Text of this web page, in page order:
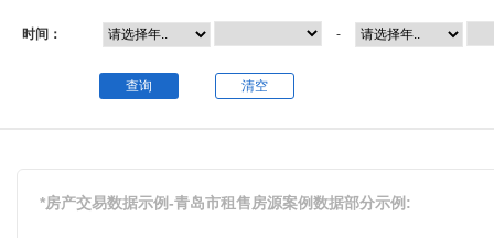
时间： -
查询 清空
*房产交易数据示例-青岛市租售房源案例数据部分示例: